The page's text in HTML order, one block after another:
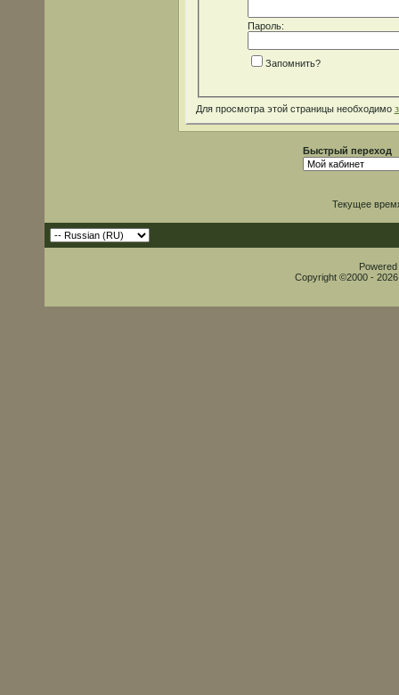
Пароль:
Запомнить?
Для просмотра этой страницы необходимо
Быстрый переход
Текущее
Copyright ©2000 -